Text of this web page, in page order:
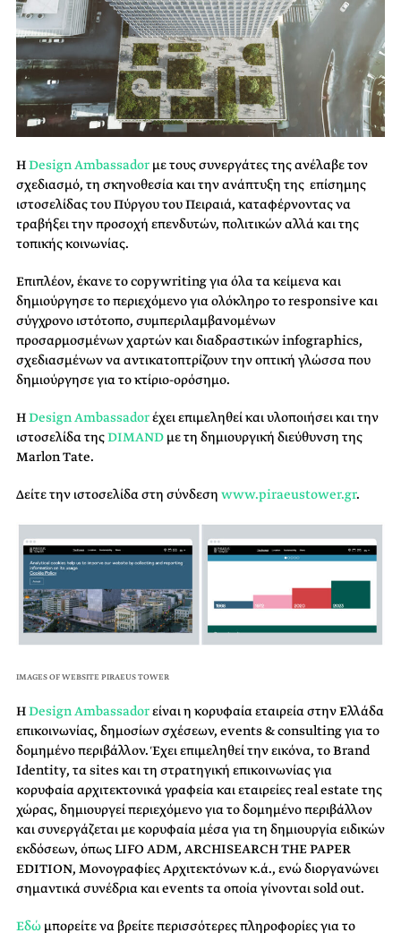
ΗDesign Ambassador με τους συνεργάτες της ανέλαβε τον
σχεδιασμό, τη σκηνοθεσία και την ανάπτυξη της επίσημης
ιστοσελίδας του Πύργου του Πειραιά, καταφέρνοντας να
τραβήξει την προσοχή επενδυτών, πολιτικών αλλά και της
τοπικής κοινωνίας.
Επιπλέον, έκανε το copywriting για όλα τα κείμενα και
δημιούργησε το περιεχόμενο για ολόκληρο το responsive και
σύγχρονο ιστότοπο, συμπεριλαμβανομένων
προσαρμοσμένων χαρτών και διαδραστικών infographics,
σχεδιασμένων να αντικατοπτρίζουν την οπτική γλώσσα που
δημιούργησε για το κτίριο-ορόσημο.
ΗDesign Ambassadorέχει επιμεληθεί και υλοποιήσει και την
ιστοσελίδα τηςDIMAND με τη δημιουργική διεύθυνση της
Marlon Tate.
Δείτε την ιστοσελίδα στη σύνδεση www.piraeustower.gr.
IMAGES OF WEBSITE PIRAEUS TOWER
ΗDesign Ambassadorείναι η κορυφαία εταιρεία στην Ελλάδα
επικοινωνίας, δημοσίων σχέσεων, events & consulting για το
δομημένο περιβάλλον. Έχει επιμεληθεί την εικόνα, το Brand
Identity, τα sites και τη στρατηγική επικοινωνίας για
κορυφαία αρχιτεκτονικά γραφεία και εταιρείες real estate της
χώρας, δημιουργεί περιεχόμενο για το δομημένο περιβάλλον
και συνεργάζεται με κορυφαία μέσα για τη δημιουργία ειδικών
εκδόσεων, όπως LIFO ADM, ARCHISEARCH THE PAPER
EDITION, Μονογραφίες Αρχιτεκτόνων κ.ά., ενώ διοργανώνει
σημαντικά συνέδρια και events τα οποία γίνονται sold out.
Εδώ μπορείτε να βρείτε περισσότερες πληροφορίες για το